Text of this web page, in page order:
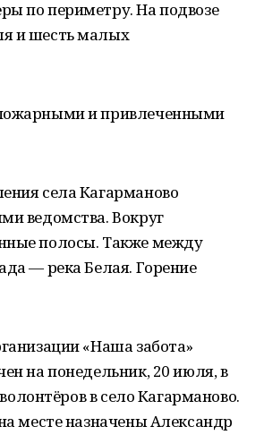
по периметру. На подвозе
и шесть малых
и привлеченными
села Кагарманово
ведомства. Вокруг
полосы. Также между
— река Белая. Горение
«Наша забота»
на понедельник, 20 июля, в
в село Кагарманово.
месте назначены Александр